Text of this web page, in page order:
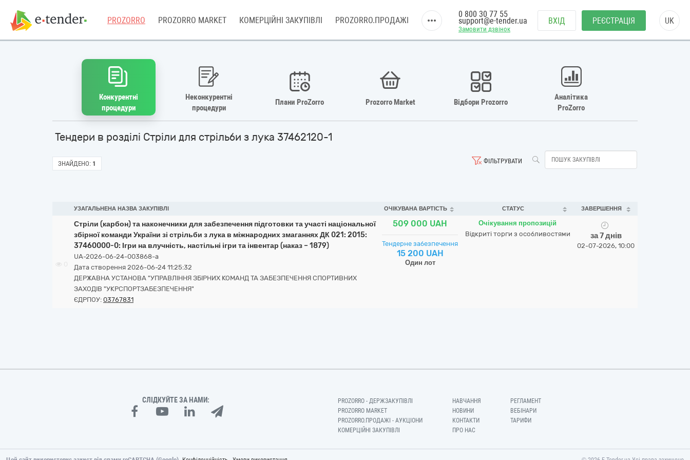
PROZORRO PROZORRO MARKET КОМЕРЦІЙНІ ЗАКУПІВЛІ PROZORRO.ПРОДАЖІ
Замовити дзвінок
0 800 30 77 55
support@e-tender.ua ВХІД РЕЄСТРАЦІЯ UK
Конкурентні
процедури
Неконкурентні
процедури
Плани ProZorro Prozorro Market Відбори Prozorro
Аналітика
ProZorro
Тендери в розділі Стріли для стрільби з лука 37462120-1
ФІЛЬТРУВАТИ
ЗНАЙДЕНО: 1
УЗАГАЛЬНЕНА НАЗВА ЗАКУПІВЛІ ОЧІКУВАНА ВАРТІСТЬ СТАТУС ЗАВЕРШЕННЯ
Стріли (карбон) та наконечники для забезпечення підготовки та участі національної
збірної команди України зі стрільби з лука в міжнародних змаганнях ДК 021: 2015:
37460000-0: Ігри на влучність, настільні ігри та інвентар (наказ – 1879)
UA-2026-06-24-003868-a
Дата створення 2026-06-24 11:25:32
ДЕРЖАВНА УСТАНОВА "УПРАВЛІННЯ ЗБІРНИХ КОМАНД ТА ЗАБЕЗПЕЧЕННЯ СПОРТИВНИХ
ЗАХОДІВ "УКРСПОРТЗАБЕЗПЕЧЕННЯ"
ЄДРПОУ: 03767831
509 000 UAH
Тендерне забезпечення
15 200 UAH
Один лот
Очікування пропозицій
Відкриті торги з особливостями
за 7 днів
02-07-2026, 10:00
СЛІДКУЙТЕ ЗА НАМИ:
PROZORRO - ДЕРЖЗАКУПІВЛІ
PROZORRO MARKET
PROZORRO.ПРОДАЖІ - АУКЦІОНИ
КОМЕРЦІЙНІ ЗАКУПІВЛІ
НАВЧАННЯ
НОВИНИ
КОНТАКТИ
ПРО НАС
РЕГЛАМЕНТ
ВЕБІНАРИ
ТАРИФИ